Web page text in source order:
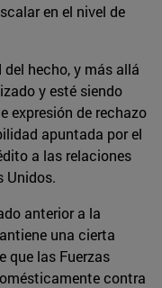
en el nivel de
hecho, y más allá
y esté siendo
expresión de rechazo
apuntada por el
a las relaciones
Unidos.
anterior a la
una cierta
que las Fuerzas
contra